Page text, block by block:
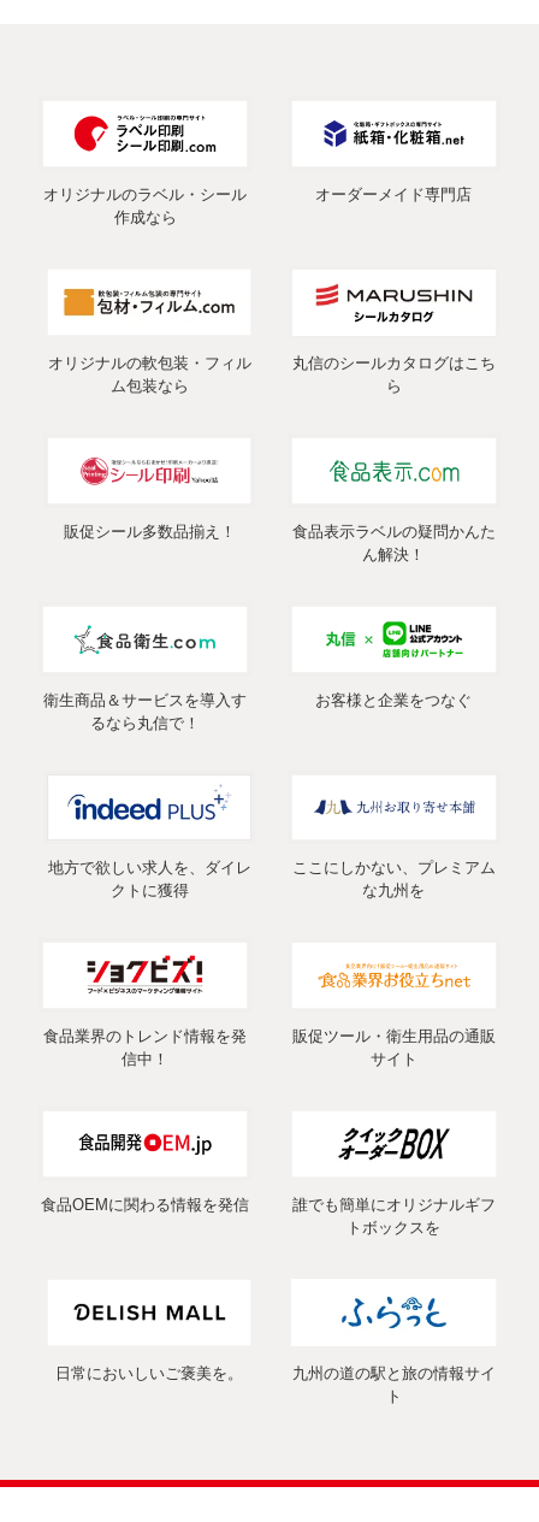
オリジナルのラベル・シール
作成なら
オーダーメイド専門店
オリジナルの軟包装・フィル
ム包装なら
丸信のシールカタログはこち
ら
販促シール多数品揃え！
食品表示ラベルの疑問かんた
ん解決！
衛生商品＆サービスを導入す
るなら丸信で！
お客様と企業をつなぐ
地方で欲しい求人を、ダイレ
クトに獲得
ここにしかない、プレミアム
な九州を
食品業界のトレンド情報を発
信中！
販促ツール・衛生用品の通販
サイト
食品OEMに関わる情報を発信
誰でも簡単にオリジナルギフ
トボックスを
日常においしいご褒美を。
九州の道の駅と旅の情報サイ
ト